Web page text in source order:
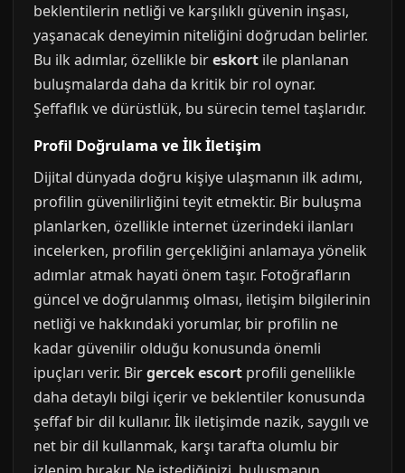
beklentilerin netliği ve karşılıklı güvenin inşası,
yaşanacak deneyimin niteliğini doğrudan belirler.
Bu ilk adımlar, özellikle bireskort ile planlanan
buluşmalarda daha da kritik bir rol oynar.
Şeffaflık ve dürüstlük, bu sürecin temel taşlarıdır.
Profil Doğrulama ve İlk İletişim
Dijital dünyada doğru kişiye ulaşmanın ilk adımı,
profilin güvenilirliğini teyit etmektir. Bir buluşma
planlarken, özellikle internet üzerindeki ilanları
incelerken, profilin gerçekliğini anlamaya yönelik
adımlar atmak hayati önem taşır. Fotoğrafların
güncel ve doğrulanmış olması, iletişim bilgilerinin
netliği ve hakkındaki yorumlar, bir profilin ne
kadar güvenilir olduğu konusunda önemli
ipuçları verir. Birgercek escort profili genellikle
daha detaylı bilgi içerir ve beklentiler konusunda
şeffaf bir dil kullanır. İlk iletişimde nazik, saygılı ve
net bir dil kullanmak, karşı tarafta olumlu bir